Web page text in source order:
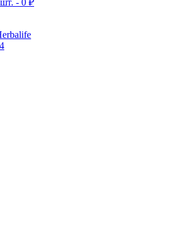
шт. - 0 ₽